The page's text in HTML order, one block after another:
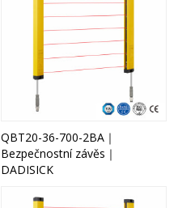
QBT20-36-700-2BA｜
Bezpečnostní závěs｜
DADISICK